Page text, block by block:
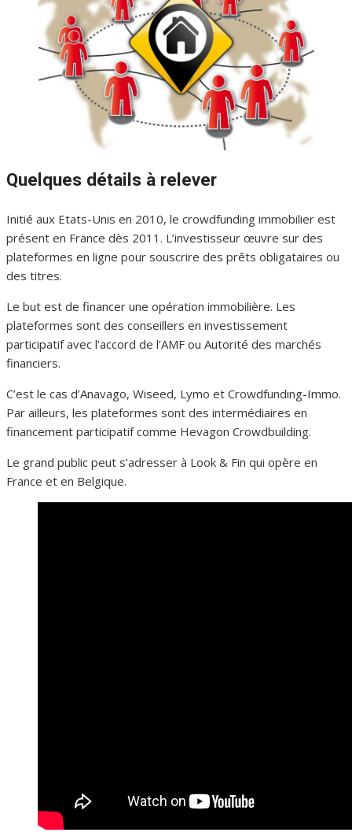
Quelques détails à relever
Initié aux Etats-Unis en 2010, le crowdfunding immobilier est
présent en France dès 2011. L’investisseur œuvre sur des
plateformes en ligne pour souscrire des prêts obligataires ou
des titres.
Le but est de financer une opération immobilière. Les
plateformes sont des conseillers en investissement
participatif avec l’accord de l’AMF ou Autorité des marchés
financiers.
C’est le cas d’Anavago, Wiseed, Lymo et Crowdfunding-Immo.
Par ailleurs, les plateformes sont des intermédiaires en
financement participatif comme Hevagon Crowdbuilding.
Le grand public peut s’adresser à Look & Fin qui opère en
France et en Belgique.